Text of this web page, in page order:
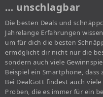
… unschlagbar
Die besten Deals und
Jahrelange Erfahrungen
um für dich die besten
ermöglicht dir nicht nur die
sondern auch viele
Beispiel ein Smartphone,
Bei DealGott findest auch
Proben, die es immer für ein